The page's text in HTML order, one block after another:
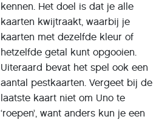
kennen. Het doel is dat je alle
kaarten kwijtraakt, waarbij je
kaarten met dezelfde kleur of
hetzelfde getal kunt opgooien.
Uiteraard bevat het spel ook een
aantal pestkaarten. Vergeet bij de
laatste kaart niet om Uno te
‘roepen’, want anders kun je een